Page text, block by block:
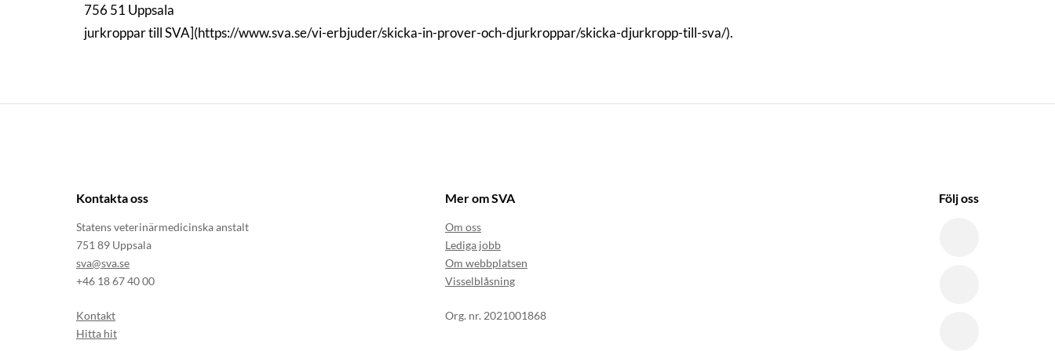
756 51 Uppsala
jurkroppar till SVA](https://www.sva.se/vi-erbjuder/skicka-in-prover-och-djurkroppar/skicka-djurkropp-till-sva/).
Kontakta oss
Statens veterinärmedicinska anstalt
751 89 Uppsala
sva@sva.se
+46 18 67 40 00
Kontakt
Hitta hit
Mer om SVA
Om oss
Lediga jobb
Om webbplatsen
Visselblåsning
Org. nr. 2021001868
Följ oss